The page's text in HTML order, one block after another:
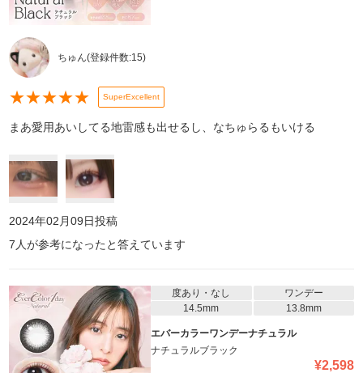
ちゅん(登録件数:15)
★★★★★ SuperExcellent
まあ愛用あいしてる地雷感も出せるし、なちゅらるもいける
2024年02月09日投稿
7 人が参考になったと答えています
度あり・なし
ワンデー
14.5mm
13.8mm
エバーカラーワンデーナチュラル
ナチュラルブラック
¥2,598